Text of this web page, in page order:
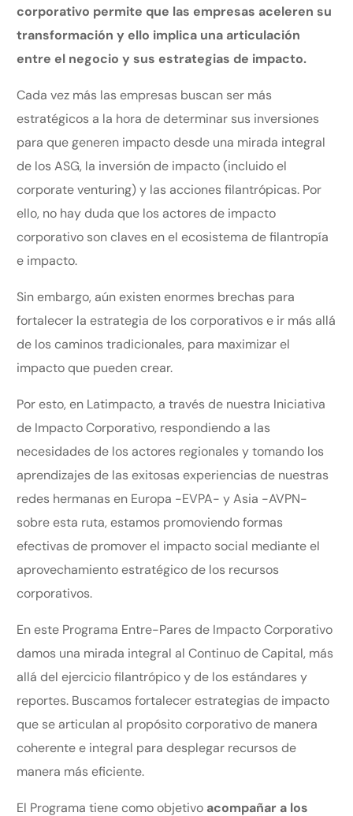
corporativo permite que las empresas aceleren su
transformación y ello implica una articulación
entre el negocio y sus estrategias de impacto.
Cada vez más las empresas buscan ser más
estratégicos a la hora de determinar sus inversiones
para que generen impacto desde una mirada integral
de los ASG, la inversión de impacto (incluido el
corporate venturing) y las acciones filantrópicas. Por
ello, no hay duda que los actores de impacto
corporativo son claves en el ecosistema de filantropía
e impacto.
Sin embargo, aún existen enormes brechas para
fortalecer la estrategia de los corporativos e ir más allá
de los caminos tradicionales, para maximizar el
impacto que pueden crear.
Por esto, en Latimpacto, a través de nuestra Iniciativa
de Impacto Corporativo, respondiendo a las
necesidades de los actores regionales y tomando los
aprendizajes de las exitosas experiencias de nuestras
redes hermanas en Europa -EVPA- y Asia -AVPN-
sobre esta ruta, estamos promoviendo formas
efectivas de promover el impacto social mediante el
aprovechamiento estratégico de los recursos
corporativos.
En este Programa Entre-Pares de Impacto Corporativo
damos una mirada integral al Continuo de Capital, más
allá del ejercicio filantrópico y de los estándares y
reportes. Buscamos fortalecer estrategias de impacto
que se articulan al propósito corporativo de manera
coherente e integral para desplegar recursos de
manera más eficiente.
El Programa tiene como objetivo acompañar a los